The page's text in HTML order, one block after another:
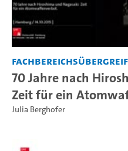
70 Jahre nach
Zeit für ein
Julia Berghofer